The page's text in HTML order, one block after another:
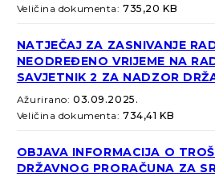
Veličina dokumenta:735,20 KB
NATJEČAJ ZA ZASNIVANJE
NEODREĐENO VRIJEME NA
SAVJETNIK 2 ZA NADZOR
Ažurirano:03.09.2025.
Veličina dokumenta:734,41 KB
OBJAVA INFORMACIJA O
DRŽAVNOG PRORAČUNA ZA